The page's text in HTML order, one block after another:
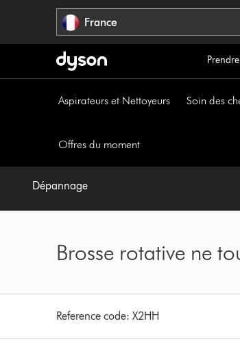
France
Aspirateurs et Nettoyeurs Soin des
Offres du moment
Dépannage
Brosse rotative ne
Reference code:X2HH